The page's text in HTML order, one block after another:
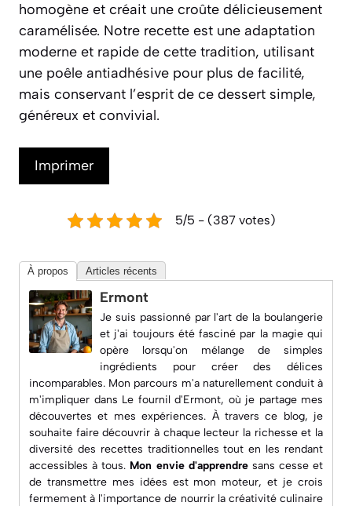
homogène et créait une croûte délicieusement
caramélisée. Notre recette est une adaptation
moderne et rapide de cette tradition, utilisant
une poêle antiadhésive pour plus de facilité,
mais conservant l’esprit de ce dessert simple,
généreux et convivial.
Imprimer
5/5 - (387 votes)
À propos Articles récents
Ermont
Je suis passionné par l'art de la boulangerie
et j'ai toujours été fasciné par la magie qui
opère lorsqu'on mélange de simples
ingrédients pour créer des délices
incomparables. Mon parcours m'a naturellement conduit à
m'impliquer dans Le fournil d'Ermont, où je partage mes
découvertes et mes expériences. À travers ce blog, je
souhaite faire découvrir à chaque lecteur la richesse et la
diversité des recettes traditionnelles tout en les rendant
accessibles à tous. Mon envie d'apprendresans cesse et
de transmettre mes idées est mon moteur, et je crois
fermement à l'importance de nourrir la créativité culinaire